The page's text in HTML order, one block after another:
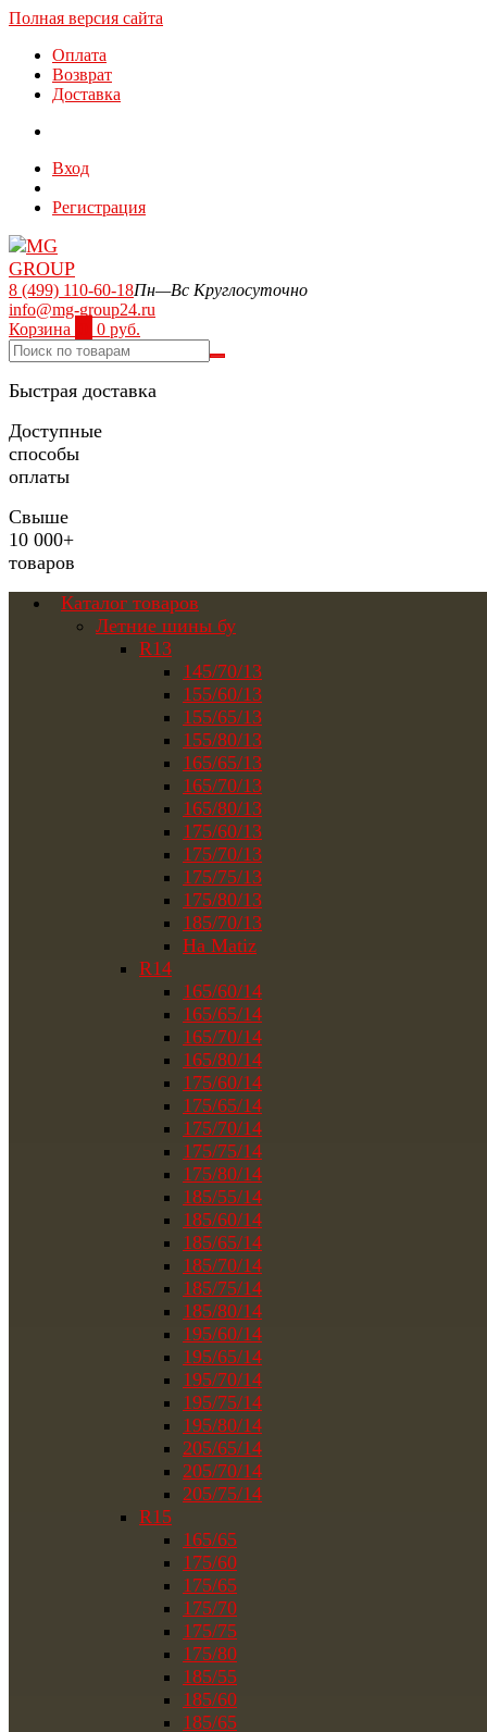
Полная версия сайта
Оплата
Возврат
Доставка
Вход
Регистрация
8 (499) 110-60-18Пн—Вс Круглосуточно
info@mg-group24.ru
Корзина
0 руб.
Быстрая доставка
Доступные
способы
оплаты
Свыше
10 000+
товаров
Каталог товаров
Летние шины бу
R13
145/70/13
155/60/13
155/65/13
155/80/13
165/65/13
165/70/13
165/80/13
175/60/13
175/70/13
175/75/13
175/80/13
185/70/13
На Matiz
R14
165/60/14
165/65/14
165/70/14
165/80/14
175/60/14
175/65/14
175/70/14
175/75/14
175/80/14
185/55/14
185/60/14
185/65/14
185/70/14
185/75/14
185/80/14
195/60/14
195/65/14
195/70/14
195/75/14
195/80/14
205/65/14
205/70/14
205/75/14
R15
165/65
175/60
175/65
175/70
175/75
175/80
185/55
185/60
185/65